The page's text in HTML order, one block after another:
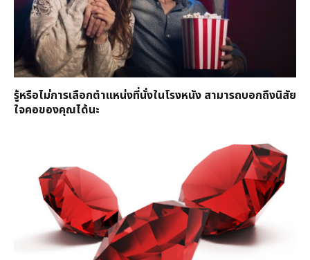
รู้หรือไม่การเลือกตำแหน่งที่นั่งในโรงหนัง สามารถบอกถึงนิสัย
ใจคอของคุณได้นะ